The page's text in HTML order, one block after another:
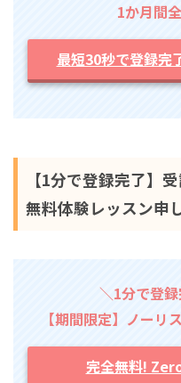
1か月間
最短30秒で登録完
【1分で登録完了】
無料体験レッスン申
＼1分で登
【期間限定】ノーリ
完全無料!